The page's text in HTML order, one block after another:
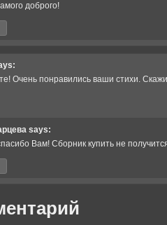
доброго!
Очень понравились ваши стихи.
says:
Вам! Сборник купить не